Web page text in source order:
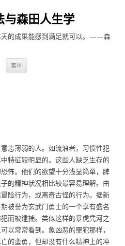
与森田人生学
天的成果能感到满足就可以。——森
菜单
志薄弱的人。如流浪者，习惯性犯
特征较明显的。这些人缺乏生存的
怖。他们的欲望十分浅显简单，脾
的精神状况相比较最容易理解。由
险行为，或离奇古怪的行为。据新
被誉为玄武门勇士的一个享有盛名
而被逮捕。类似这样的暴虎凭河之
以常常看到。象凶恶的罪犯那样，
的蛮勇，但却没有什么精神上的冲